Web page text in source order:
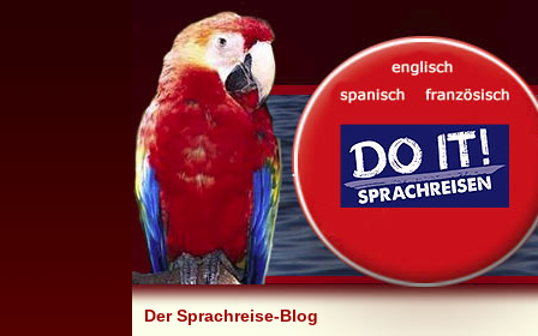
Der Sprachreise-Blog